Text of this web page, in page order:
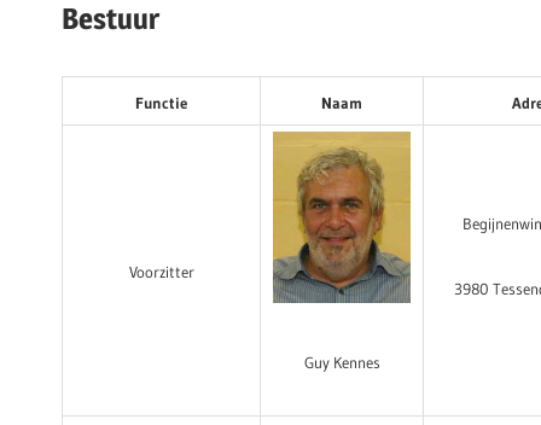
Bestuur
Functie Naam
Voorzitter
Guy Kennes
3980